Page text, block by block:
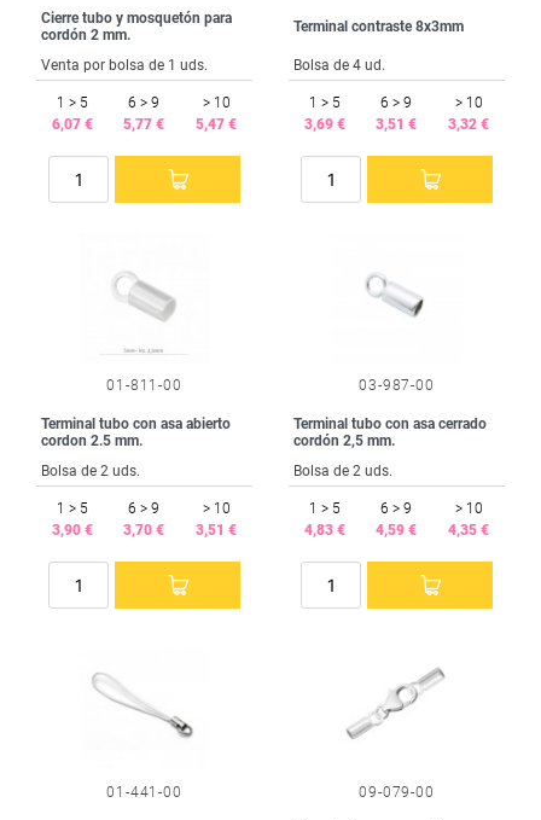
Cierre tubo y mosquetón para
cordón 2 mm.
Venta por bolsa de 1 uds.
1 > 5
6,07 €
6 > 9
5,77 €
> 10
5,47 €
Terminal contraste 8x3mm
Bolsa de 4 ud.
1 > 5
3,69 €
6 > 9
3,51 €
> 10
3,32 €
01-811-00
Terminal tubo con asa abierto
cordon 2.5 mm.
Bolsa de 2 uds.
1 > 5
3,90 €
6 > 9
3,70 €
> 10
3,51 €
03-987-00
Terminal tubo con asa cerrado
cordón 2,5 mm.
Bolsa de 2 uds.
1 > 5
4,83 €
6 > 9
4,59 €
> 10
4,35 €
01-441-00 09-079-00